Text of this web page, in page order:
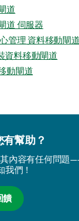
道
道 伺服器
管理 資料移動閘道
資料移動閘道
動閘道
幫助？
內容有任何問題
們！
饋